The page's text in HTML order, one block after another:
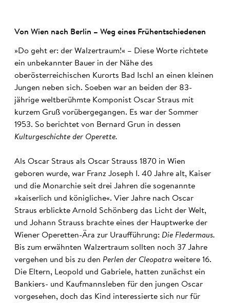
Von Wien nach Berlin – Weg eines Früh­ent­schie­denen
»Do geht er: der Walzertraum!« – Diese Worte richtete
ein unbekannter Bauer in der Nähe des
oberösterreichischen Kurorts Bad Ischl an einen kleinen
Jungen neben sich. Soeben war an beiden der 83-
jährige weltberühmte Komponist Oscar Straus mit
kurzem Gruß vorübergegangen. Es war der Sommer
1953. So berichtet von Bernard Grun in dessen
Kulturgeschichte der Operette.
Als Oscar Straus als Oscar Strauss 1870 in Wien
geboren wurde, war Franz Joseph I. 40 Jahre alt, Kaiser
und die Monarchie seit drei Jahren die sogenannte
»kaiserlich und königliche«. Vier Jahre nach Oscar
Straus erblickte Arnold Schönberg das Licht der Welt,
und Johann Strauss brachte eines der Hauptwerke der
Wiener Operetten-Ära zur Uraufführung: Die Fledermaus.
Bis zum erwähnten Walzertraum sollten noch 37 Jahre
vergehen und bis zu den Perlen der Cleopatra weitere 16.
Die Eltern, Leopold und Gabriele, hatten zunächst ein
Bankiers- und Kaufmannsleben für den jungen Oscar
vorgesehen, doch das Kind interessierte sich nur für